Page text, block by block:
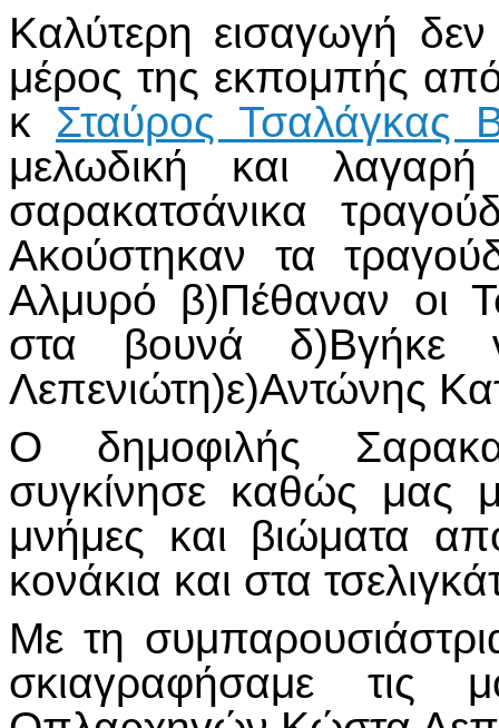
Καλύτερη εισαγωγή
μέρος της εκπομπής από
κ Σταύρος Τσαλάγκας
μελωδική και
σαρακατσάνικα
Ακούστηκαν τα
Αλμυρό β)Πέθαναν οι
στα βουνά δ)Βγήκε
Λεπενιώτη)ε)Αντώνης
Ο δημοφιλής
συγκίνησε καθώς μας
μνήμες και βιώματα
κονάκια και στα
Με τη
σκιαγραφήσαμε τις